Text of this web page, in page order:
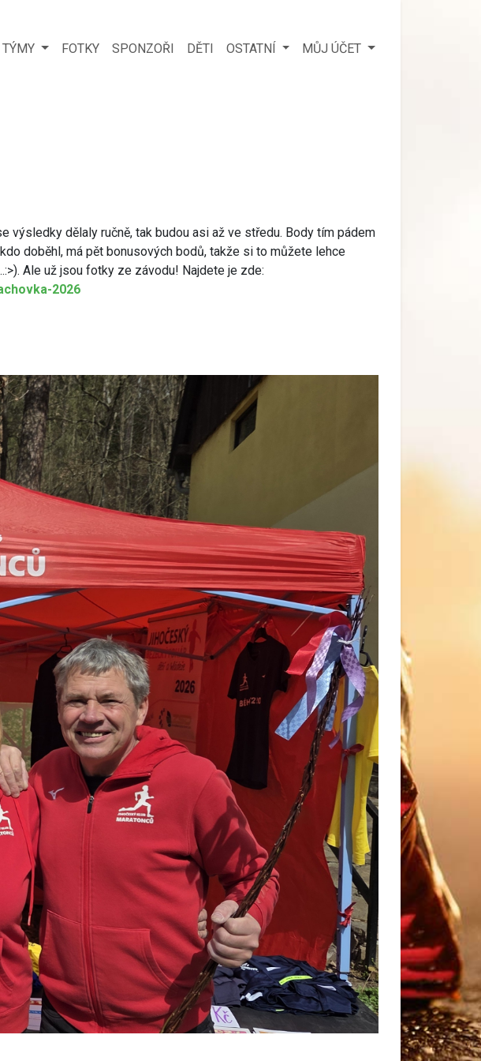
TÝMY FOTKY SPONZOŘI DĚTI OSTATNÍ MŮJ ÚČET
výsledky dělaly ručně, tak budou asi až ve středu. Body tím pádem
doběhl, má pět bonusových bodů, takže si to můžete lehce
Ale už jsou fotky ze závodu! Najdete je zde:
2026